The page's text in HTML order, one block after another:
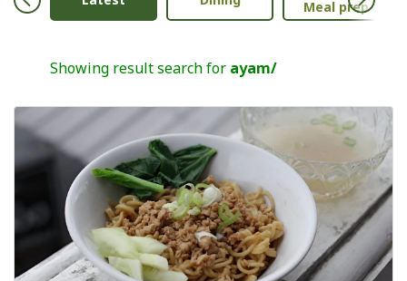
Latest Dining
Cooking &
Meal prep